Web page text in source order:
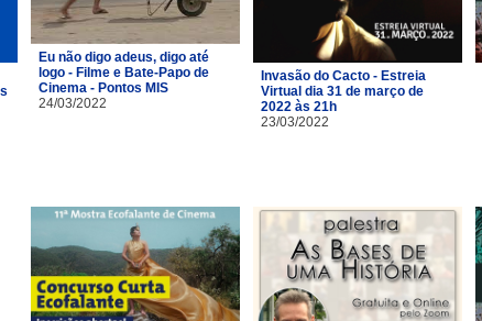
Eu não digo adeus, digo até
logo - Filme e Bate-Papo de
Cinema - Pontos MIS
24/03/2022
Invasão do Cacto - Estreia
Virtual dia 31 de março de
2022 às 21h
23/03/2022